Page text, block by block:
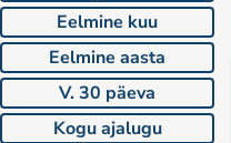
Eelmine kuu
Eelmine aasta
V. 30 päeva
Kogu ajalugu